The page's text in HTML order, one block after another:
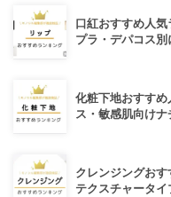
口紅おすすめ人
プラ・デパコス別
化粧下地おすす
ス・敏感肌向けナ
クレンジングお
テクスチャータイ